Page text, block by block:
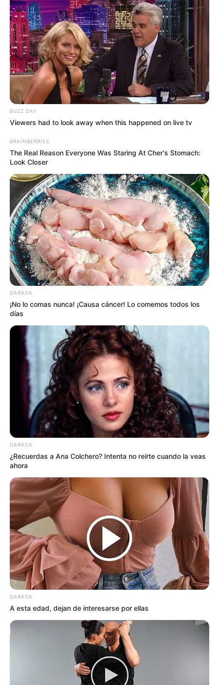
BUZZ DAY
Viewers had to look away when this happened on live tv
BRAINBERRIES
The Real Reason Everyone Was Staring At Cher's Stomach:
Look Closer
DARADA
¡No lo comas nunca! ¡Causa cáncer! Lo comemos todos los
días
DARADA
¿Recuerdas a Ana Colchero? Intenta no reírte cuando la veas
ahora
DARADA
A esta edad, dejan de interesarse por ellas